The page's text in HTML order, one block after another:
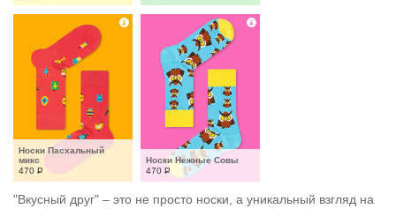
Носки Пасхальный
микс
470 Р
Носки Нежные Совы
470 Р
"Вкусный друг" – это не просто носки, а уникальный взгляд на